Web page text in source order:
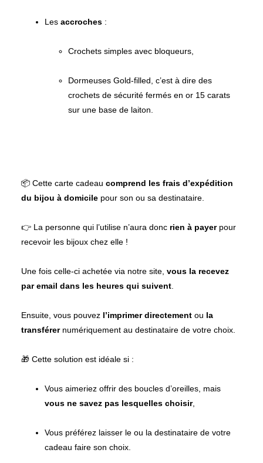
Les accroches
Crochets simples avec bloqueurs,
Dormeuses Gold-filled, c’est à dire des
crochets de sécurité fermés en or 15 carats
sur une base de laiton.
📦 Cette carte cadeau comprend les frais d’expédition
du bijou à domicile pour son ou sa destinataire.
👉 La personne qui l’utilise n’aura donc rien à payerpour
recevoir les bijoux chez elle !
Une fois celle-ci achetée via notre site, vous la recevez
par email dans les heures qui suivent
Ensuite, vous pouvez l’imprimer directement ou la
transférernumériquement au destinataire de votre choix.
Vous aimeriez offrir des boucles d’oreilles, mais
vous ne savez pas lesquelles choisir,
Vous préférez laisser le ou la destinataire de votre
cadeau faire son choix.